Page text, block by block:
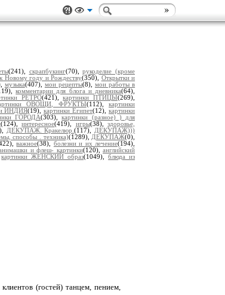
(241), скрапбукинг(70),рукоделие (кроме
Новому году и Рождеству(350), Открытки и
музыка(407), мои рецепты(8),мои работы в
комментарии для блога и дневника(64),
РЕТРО(421),картинки ПТИЦЫ(269),
ОВОЩИ, ФРУКТЫ(112),картинки
ИНДИЯ(19),картинки Египет(12),картинки
ГОРОДА(303),картинки (разное) ) для
(124),интересное(419), игры(38),здоровье,
ДЕКУПАЖ. Кракелюр.(117), ДЕКУПАЖ)))
способы . техника)(1289), ДЕКУПАЖ(0),
важное(38), болезни и их лечение(194),
и флеш- картинки(120),английский
картинки ЖЕНСКИЙ образ(1049),блюда из
(гостей) танцем, пением,